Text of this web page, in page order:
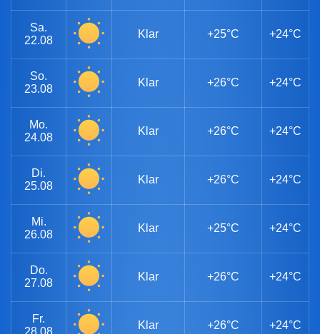
Sa.
22.08
Klar +25°C +24°C
So.
23.08
Klar +26°C +24°C
Mo.
24.08
Klar +26°C +24°C
Di.
25.08
Klar +26°C +24°C
Mi.
26.08
Klar +25°C +24°C
Do.
27.08
Klar +26°C +24°C
Fr.
28.08
Klar +26°C +24°C